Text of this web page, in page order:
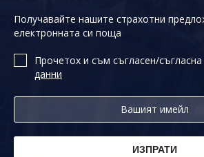
Получавайте нашите страхотни
електронната си поща
Прочетох и съм съгласен/съгласна
данни